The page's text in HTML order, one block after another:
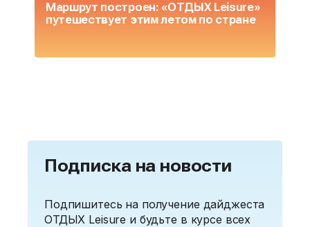
Маршрут построен: «ОТДЫХ Leisure»
путешествует этим летом по стране
Подписка на новости
Подпишитесь на получение дайджеста
ОТДЫХ Leisure и будьте в курсе всех